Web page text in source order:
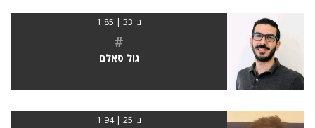
בן 33 | 1.85
#
גול סאלם
בן 25 | 1.94